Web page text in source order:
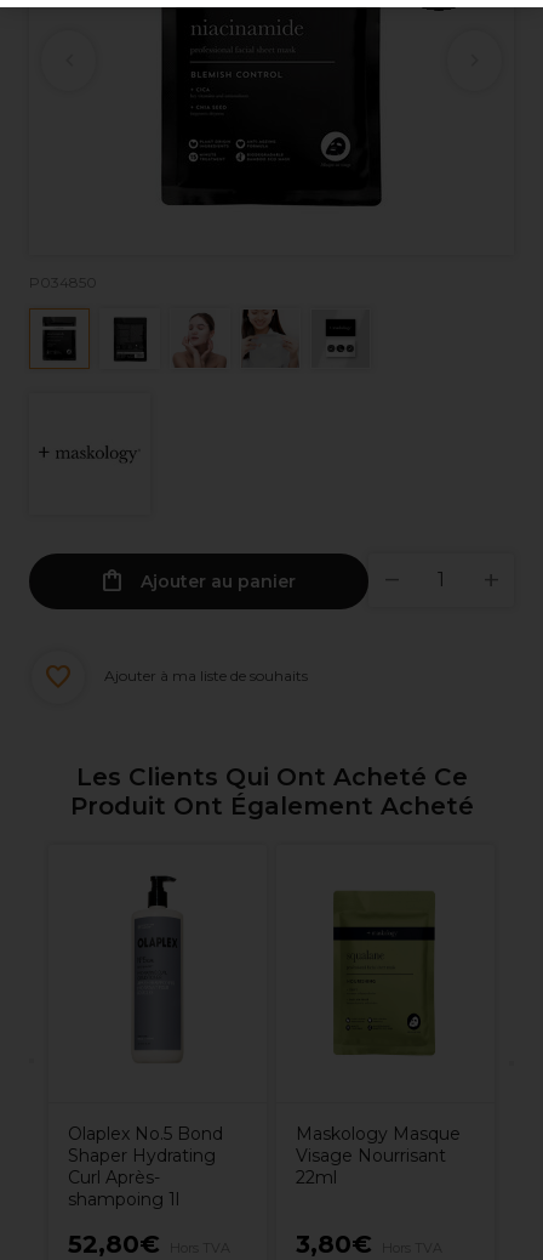
P034850
Ajouter au panier
Ajouter à ma liste de souhaits
Les Clients Qui Ont Acheté Ce
Produit Ont Également Acheté
Olaplex No.5 Bond
Shaper Hydrating
Curl Après-
shampoing 1l
52,80€
Maskology Masque
Visage Nourrisant
22ml
3,80€